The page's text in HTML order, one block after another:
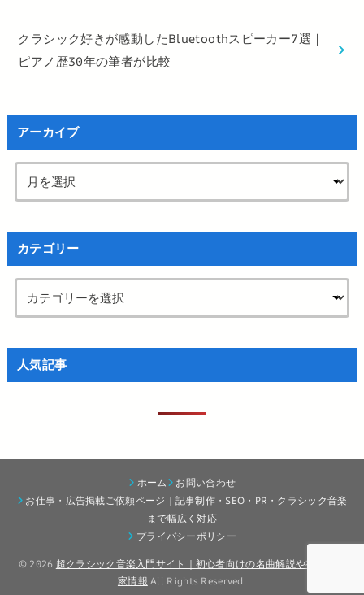
クラシック好きが感動したBluetoothスピーカー7選｜
ピアノ歴30年の筆者が比較
アーカイブ
カテゴリー
人気記事
ホーム
お問い合わせ
お仕事・広告掲載ご依頼ページ｜記事制作・SEO・PR・クラシック音楽
まで幅広く対応
プライバシーポリシー
© 2026 超クラシック音楽入門サイト｜初心者向けの名曲解説や有名演奏
家情報 All Rights Reserved.